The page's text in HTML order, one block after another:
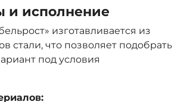
и исполнение
изготавливается из
стали, что позволяет подобрать
под условия